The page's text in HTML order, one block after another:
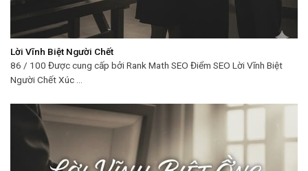
Lời Vĩnh Biệt Người Chết
86 / 100 Được cung cấp bởi Rank Math SEO Điểm SEO Lời Vĩnh Biệt
Người Chết Xúc ...